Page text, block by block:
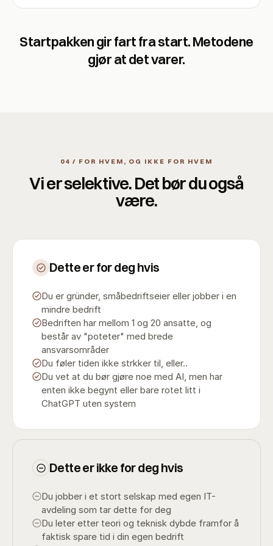
Startpakken gir fart fra start. Metodene
gjør at det varer.
04 / FOR HVEM, OG IKKE FOR HVEM
Vi er selektive. Det bør du også
være.
Dette er for deg hvis
Du er gründer, småbedriftseier eller jobber i en
mindre bedrift
Bedriften har mellom 1 og 20 ansatte, og
består av "poteter" med brede
ansvarsområder
Du føler tiden ikke strkker til, eller..
Du vet at du bør gjøre noe med AI, men har
enten ikke begynt eller bare rotet litt i
ChatGPT uten system
Dette er ikke for deg hvis
Du jobber i et stort selskap med egen IT-
avdeling som tar dette for deg
Du leter etter teori og teknisk dybde framfor å
faktisk spare tid i din egen bedrift